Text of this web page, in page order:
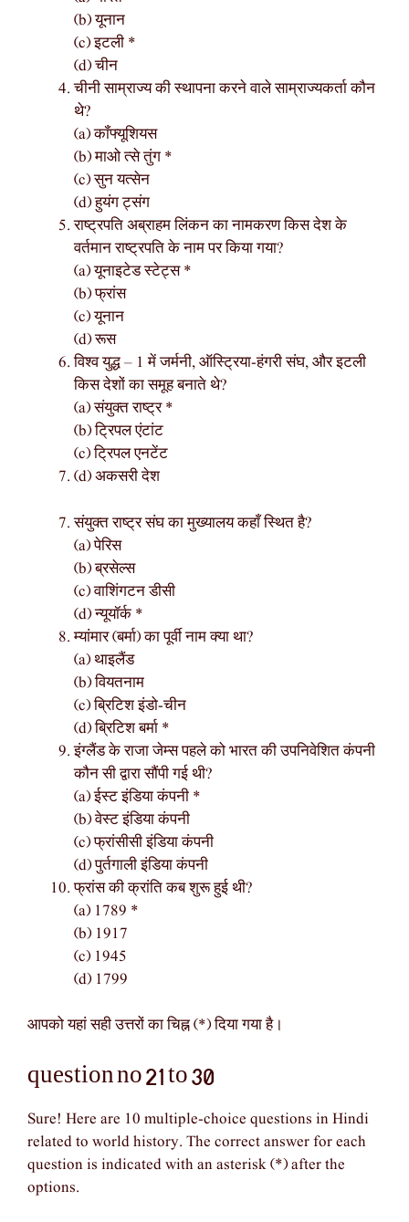
(b) यूनान
(c) इटली *
(d) चीन
चीनी साम्राज्य की स्थापना करने वाले साम्राज्यकर्ता कौन
थे?
(a) कॉंफ्यूशियस
(b) माओ त्से तुंग *
(c) सुन यत्सेन
(d) हुयंग ट्संग
राष्ट्रपति अब्राहम लिंकन का नामकरण किस देश के
वर्तमान राष्ट्रपति के नाम पर किया गया?
(a) यूनाइटेड स्टेट्स *
(b) फ्रांस
(c) यूनान
(d) रूस
विश्व युद्ध – 1 में जर्मनी, ऑस्ट्रिया-हंगरी संघ, और इटली
किस देशों का समूह बनाते थे?
(a) संयुक्त राष्ट्र *
(b) ट्रिपल एंटांट
(c) ट्रिपल एनटेंट
(d) अकसरी देश
संयुक्त राष्ट्र संघ का मुख्यालय कहाँ स्थित है?
(a) पेरिस
(b) ब्रसेल्स
(c) वाशिंगटन डीसी
(d) न्यूयॉर्क *
म्यांमार (बर्मा) का पूर्वी नाम क्या था?
(a) थाइलैंड
(b) वियतनाम
(c) ब्रिटिश इंडो-चीन
(d) ब्रिटिश बर्मा *
इंग्लैंड के राजा जेम्स पहले को भारत की उपनिवेशित कंपनी
कौन सी द्वारा सौंपी गई थी?
(a) ईस्ट इंडिया कंपनी *
(b) वेस्ट इंडिया कंपनी
(c) फ्रांसीसी इंडिया कंपनी
(d) पुर्तगाली इंडिया कंपनी
फ्रांस की क्रांति कब शुरू हुई थी?
(a) 1789 *
(b) 1917
(c) 1945
(d) 1799
आपको यहां सही उत्तरों का चिह्न (*) दिया गया है।
question no 21 to 30
Sure! Here are 10 multiple-choice questions in Hindi
related to world history. The correct answer for each
question is indicated with an asterisk (*) after the
options.